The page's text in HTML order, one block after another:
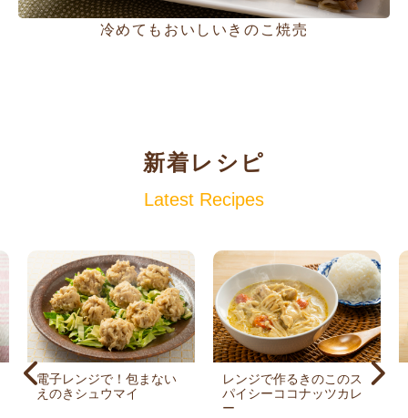
冷めてもおいしいきのこ焼売
新着レシピ
Latest Recipes
電子レンジで！包まない
えのきシュウマイ
レンジで作るきのこのス
パイシーココナッツカレ
ー